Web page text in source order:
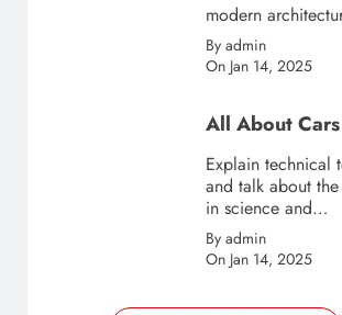
modern
template is great for
creating stories
urban and city
By admin
On Jan 14, 2025
All About Cars
Explain technical
and talk about
in science and
technology with this
clean and futuristic
template.
By admin
On Jan 14, 2025